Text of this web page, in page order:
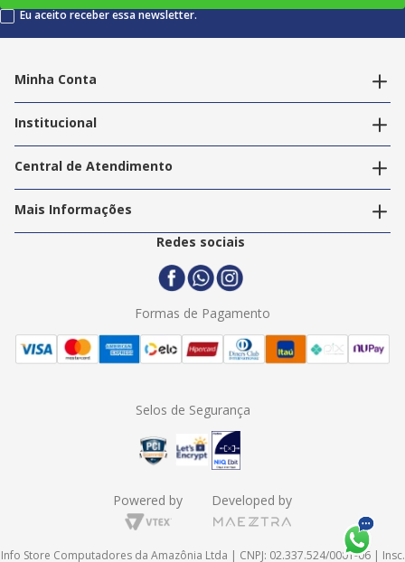
Eu aceito receber essa newsletter.
Minha Conta
Editar endereços
Institucional
Nossas Lojas
Trabalhe Conosco
Central de Atendimento
Política de Privacidade
Termos e Condições
Politica de Entrega
Mais Informações
2ª Via Nota Fiscal
Redes sociais
Formas de Pagamento
Selos de Segurança
Powered by Developed by
Info Store Computadores da Amazônia Ltda | CNPJ: 02.337.524/0001-06 | Insc.